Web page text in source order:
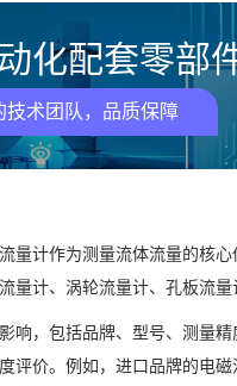
化配套零部
技术团队，品质保障
量计作为测量流体流量的核
量计、涡轮流量计、孔板流
响，包括品牌、型号、测量
评价。例如，进口品牌的电